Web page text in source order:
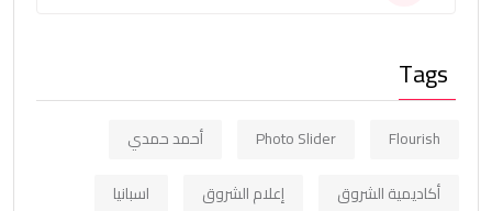
Tags
Flourish
Photo Slider
أحمد حمدي
أكاديمية الشروق
إعلام الشروق
اسبانيا